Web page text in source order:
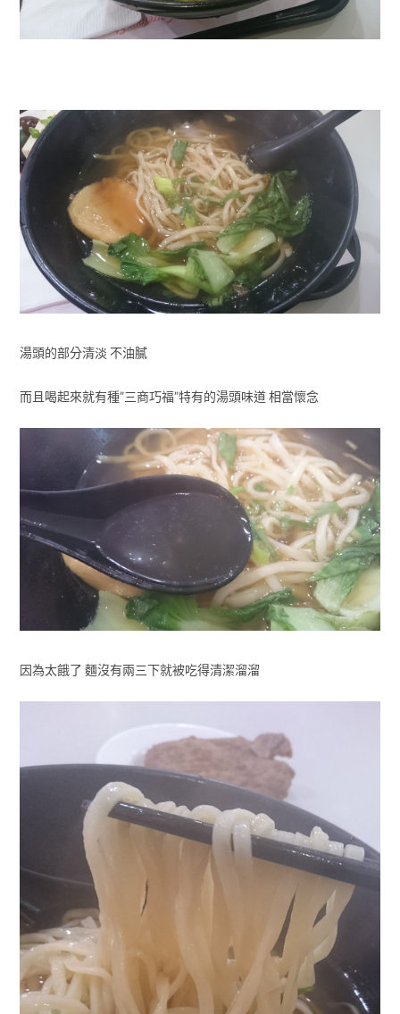
湯頭的部分清淡 不油膩
而且喝起來就有種”三商巧福”特有的湯頭味道 相當懷念
因為太餓了 麵沒有兩三下就被吃得清潔溜溜